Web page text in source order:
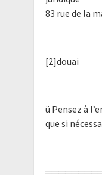
83 rue de la
[2]douai
ü Pensez à
que si